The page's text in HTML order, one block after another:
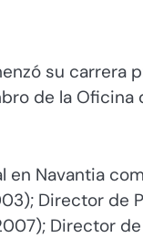
su carrera
de la Oficina
Navantia
Director de
Director